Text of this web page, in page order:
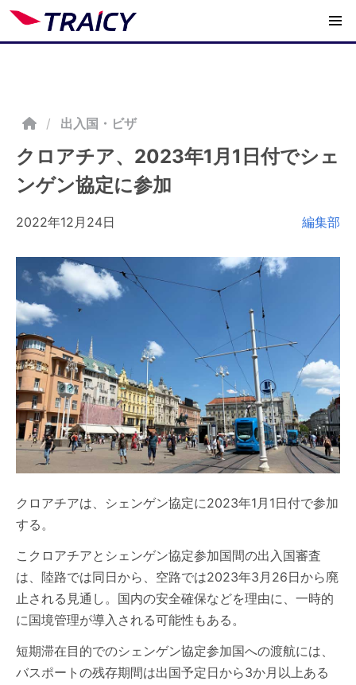
/ 出入国・ビザ
クロアチア、2023年1月1日付でシェ
ンゲン協定に参加
2022年12月24日 編集部
クロアチアは、シェンゲン協定に2023年1月1日付で参加
する。
こクロアチアとシェンゲン協定参加国間の出入国審査
は、陸路では同日から、空路では2023年3月26日から廃
止される見通し。国内の安全確保などを理由に、一時的
に国境管理が導入される可能性もある。
短期滞在目的でのシェンゲン協定参加国への渡航には、
バスポートの残存期間は出国予定日から3か月以上ある